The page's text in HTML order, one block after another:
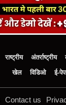
राष्ट्रीय अंतर्राष्ट्रीय
खेल
विडिओ ई-
Contact us